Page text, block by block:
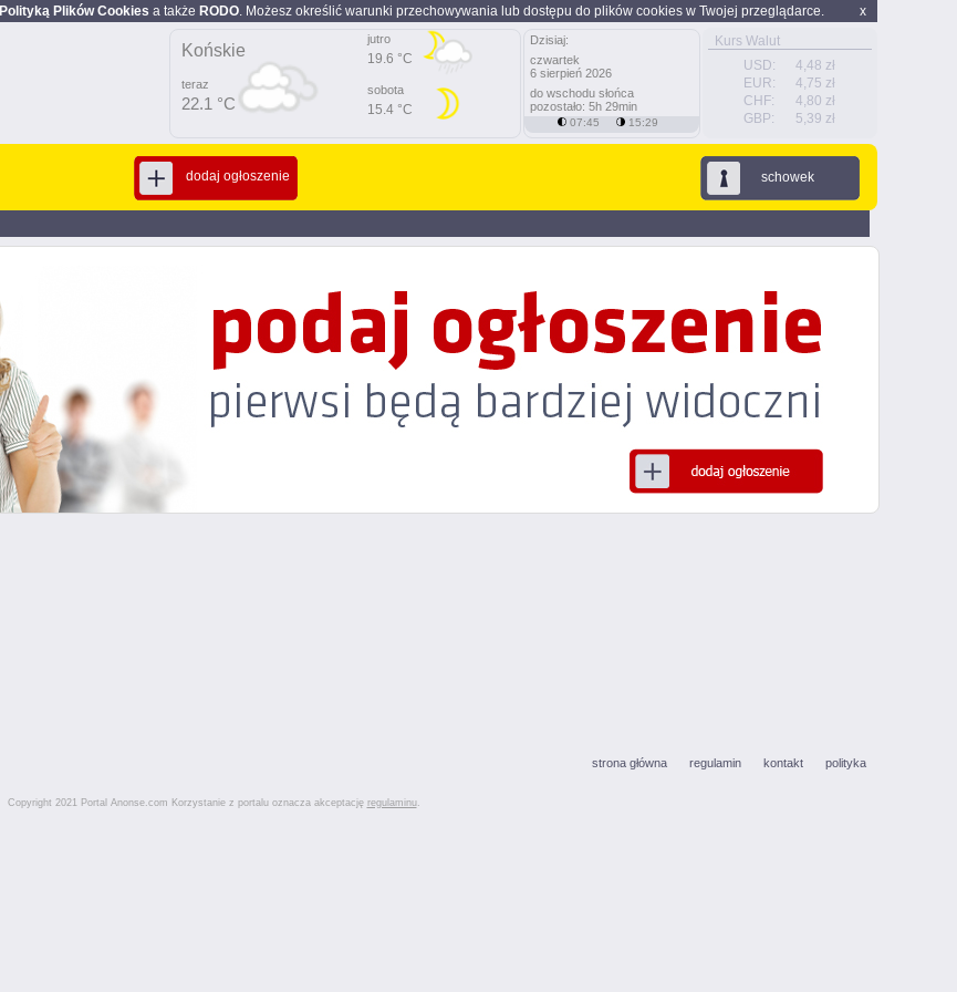
x
Polityką Plików Cookies a także RODO. Możesz określić warunki przechowywania lub dostępu do plików cookies w Twojej przeglądarce.
Kurs Walut
USD:
4,48 zł
EUR:
4,75 zł
CHF:
4,80 zł
GBP:
5,39 zł
Końskie
teraz
22.1 °C
jutro
19.6 °C
sobota
15.4 °C
Dzisiaj:
czwartek
6 sierpień 2026
do wschodu słońca
pozostało: 5h 29min
07:45 15:29
schowek
dodaj ogłoszenie
strona główna regulamin kontakt polityka
Copyright 2021 Portal Anonse.com Korzystanie z portalu oznacza akceptację regulaminu.